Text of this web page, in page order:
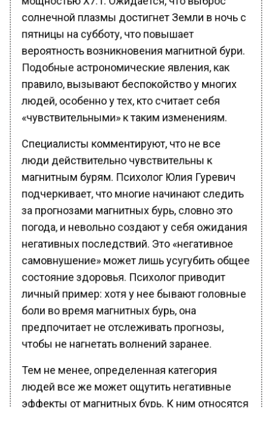
солнечной плазмы достигнет Земли в ночь с
пятницы на субботу, что повышает
вероятность возникновения магнитной бури.
Подобные астрономические явления, как
правило, вызывают беспокойство у многих
людей, особенно у тех, кто считает себя
«чувствительными» к таким изменениям.
люди действительно чувствительны к
магнитным бурям. Психолог Юлия Гуревич
подчеркивает, что многие начинают следить
за прогнозами магнитных бурь, словно это
погода, и невольно создают у себя ожидания
негативных последствий. Это «негативное
самовнушение» может лишь усугубить общее
состояние здоровья. Психолог приводит
личный пример: хотя у нее бывают головные
боли во время магнитных бурь, она
чтобы не нагнетать волнений заранее.
Тем не менее, определенная категория
людей все же может ощутить негативные
эффекты от магнитных бурь. К ним относятся